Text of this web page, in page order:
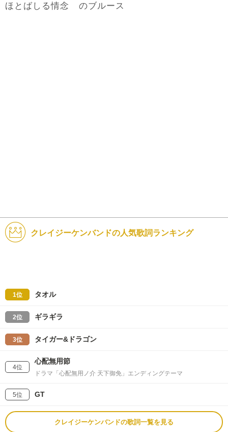
ほとばしる情念 のブルース
クレイジーケンバンドの人気歌詞ランキング
1位 タオル
2位 ギラギラ
3位 タイガー&ドラゴン
4位
心配無用節
ドラマ「心配無用ノ介 天下御免」エンディングテーマ
5位 GT
クレイジーケンバンドの歌詞一覧を見る